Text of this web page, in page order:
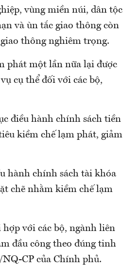
vùng miền núi, dân tộc
và ùn tắc giao thông còn
thông nghiêm trọng.
phát một lần nữa lại được
cụ thể đối với các bộ,
điều hành chính sách tiền
kiềm chế lạm phát, giảm
hành chính sách tài khóa
chẽ nhằm kiềm chế lạm
với các bộ, ngành liên
đầu công theo đúng tinh
CP của Chính phủ.